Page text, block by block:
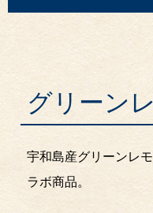
グリーン
宇和島産グリーンレ
ラボ商品。